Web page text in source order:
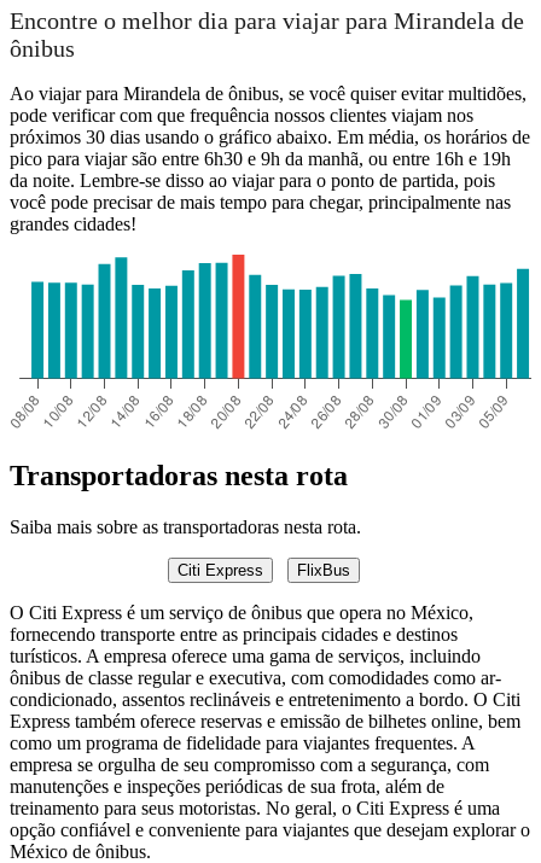
Encontre o melhor dia para viajar para Mirandela de
ônibus
Ao viajar para Mirandela de ônibus, se você quiser evitar multidões,
pode verificar com que frequência nossos clientes viajam nos
próximos 30 dias usando o gráfico abaixo. Em média, os horários de
pico para viajar são entre 6h30 e 9h da manhã, ou entre 16h e 19h
da noite. Lembre-se disso ao viajar para o ponto de partida, pois
você pode precisar de mais tempo para chegar, principalmente nas
grandes cidades!
Transportadoras nesta rota
Saiba mais sobre as transportadoras nesta rota.
Citi Express FlixBus
O Citi Express é um serviço de ônibus que opera no México,
fornecendo transporte entre as principais cidades e destinos
turísticos. A empresa oferece uma gama de serviços, incluindo
ônibus de classe regular e executiva, com comodidades como ar-
condicionado, assentos reclináveis e entretenimento a bordo. O Citi
Express também oferece reservas e emissão de bilhetes online, bem
como um programa de fidelidade para viajantes frequentes. A
empresa se orgulha de seu compromisso com a segurança, com
manutenções e inspeções periódicas de sua frota, além de
treinamento para seus motoristas. No geral, o Citi Express é uma
opção confiável e conveniente para viajantes que desejam explorar o
México de ônibus.